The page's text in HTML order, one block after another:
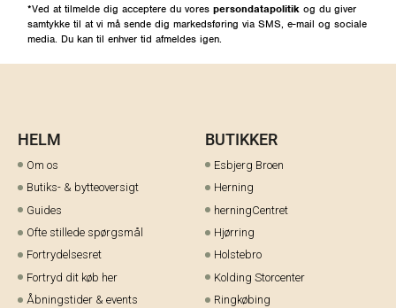
*Ved at tilmelde dig acceptere du vores persondatapolitik og du giver
samtykke til at vi må sende dig markedsføring via SMS, e-mail og sociale
media. Du kan til enhver tid afmeldes igen.
HELM
Om os
Butiks- & bytteoversigt
Guides
Ofte stillede spørgsmål
Fortrydelsesret
Fortryd dit køb her
Åbningstider & events
BUTIKKER
Esbjerg Broen
Herning
herningCentret
Hjørring
Holstebro
Kolding Storcenter
Ringkøbing